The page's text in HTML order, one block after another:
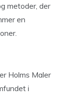
metoder, der
en
Holms Maler
i